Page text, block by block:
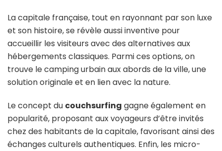
La capitale française, tout en rayonnant par son luxe
et son histoire, se révèle aussi inventive pour
accueillir les visiteurs avec des alternatives aux
hébergements classiques. Parmi ces options, on
trouve le camping urbain aux abords de la ville, une
solution originale et en lien avec la nature.
Le concept du couchsurfing gagne également en
popularité, proposant aux voyageurs d’être invités
chez des habitants de la capitale, favorisant ainsi des
échanges culturels authentiques. Enfin, les micro-